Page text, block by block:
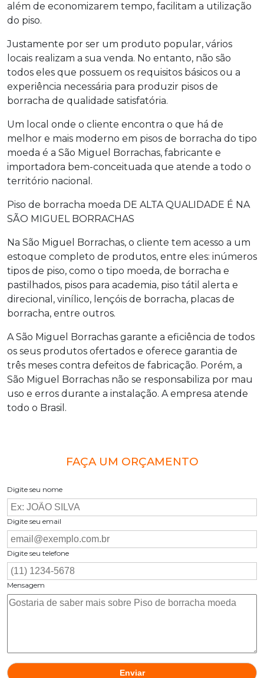
além de economizarem tempo, facilitam a utilização
do piso.
Justamente por ser um produto popular, vários
locais realizam a sua venda. No entanto, não são
todos eles que possuem os requisitos básicos ou a
experiência necessária para produzir pisos de
borracha de qualidade satisfatória.
Um local onde o cliente encontra o que há de
melhor e mais moderno em pisos de borracha do tipo
moeda é a São Miguel Borrachas, fabricante e
importadora bem-conceituada que atende a todo o
território nacional.
Piso de borracha moeda DE ALTA QUALIDADE É NA
SÃO MIGUEL BORRACHAS
Na São Miguel Borrachas, o cliente tem acesso a um
estoque completo de produtos, entre eles: inúmeros
tipos de piso, como o tipo moeda, de borracha e
pastilhados, pisos para academia, piso tátil alerta e
direcional, vinílico, lençóis de borracha, placas de
borracha, entre outros.
A São Miguel Borrachas garante a eficiência de todos
os seus produtos ofertados e oferece garantia de
três meses contra defeitos de fabricação. Porém, a
São Miguel Borrachas não se responsabiliza por mau
uso e erros durante a instalação. A empresa atende
todo o Brasil.
FAÇA UM ORÇAMENTO
Digite seu nome
Digite seu email
Digite seu telefone
Mensagem